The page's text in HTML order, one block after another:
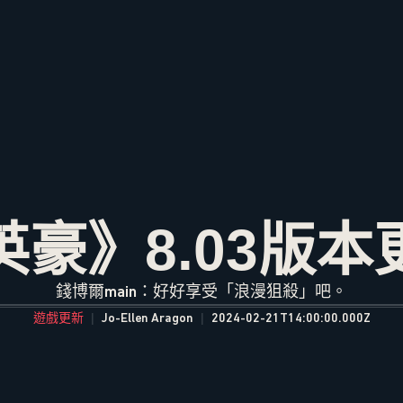
豪》8.03版本
錢博爾main：好好享受「浪漫狙殺」吧。
遊戲更新 Jo-Ellen Aragon 2024-02-21T14:00:00.000Z